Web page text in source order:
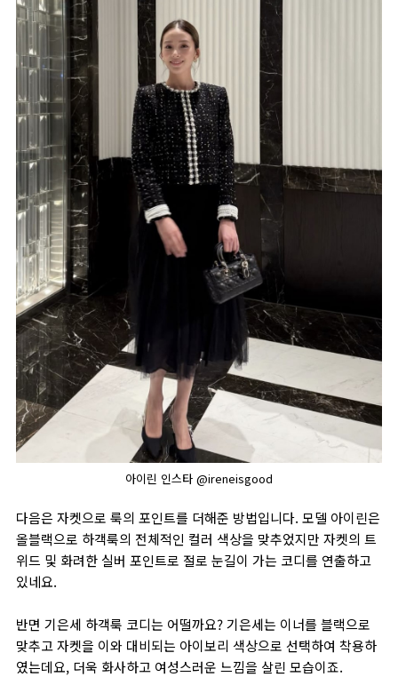
아이린 인스타 @ireneisgood
다음은 자켓으로 룩의 포인트를 더해준 방법입니다. 모델 아이린은
올블랙으로 하객룩의 전체적인 컬러 색상을 맞추었지만 자켓의 트
위드 및 화려한 실버 포인트로 절로 눈길이 가는 코디를 연출하고
있네요.
반면 기은세 하객룩 코디는 어떨까요? 기은세는 이너를 블랙으로
맞추고 자켓을 이와 대비되는 아이보리 색상으로 선택하여 착용하
였는데요, 더욱 화사하고 여성스러운 느낌을 살린 모습이죠.